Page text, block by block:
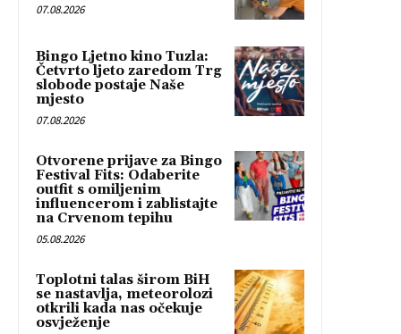
07.08.2026
Bingo Ljetno kino Tuzla:
Četvrto ljeto zaredom Trg
slobode postaje Naše
mjesto
07.08.2026
Otvorene prijave za Bingo
Festival Fits: Odaberite
outfit s omiljenim
influencerom i zablistajte
na Crvenom tepihu
05.08.2026
Toplotni talas širom BiH
se nastavlja, meteorolozi
otkrili kada nas očekuje
osvježenje